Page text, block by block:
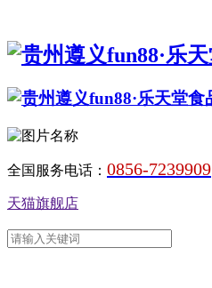
全国服务电话： 0856-7239909
天猫旗舰店